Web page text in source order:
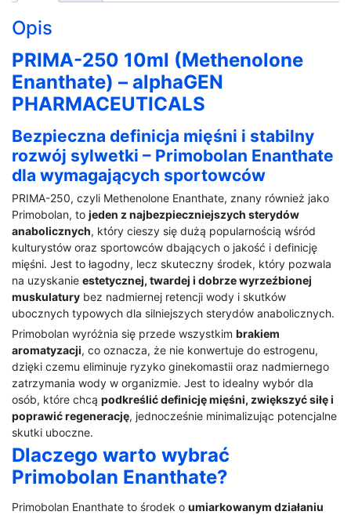
Opis
PRIMA-250 10ml (Methenolone
Enanthate) – alphaGEN
PHARMACEUTICALS
Bezpieczna definicja mięśni i stabilny
rozwój sylwetki – Primobolan Enanthate
dla wymagających sportowców
PRIMA-250, czyli Methenolone Enanthate, znany również jako
Primobolan, to jeden z najbezpieczniejszych sterydów
anabolicznych, który cieszy się dużą popularnością wśród
kulturystów oraz sportowców dbających o jakość i definicję
mięśni. Jest to łagodny, lecz skuteczny środek, który pozwala
na uzyskanie estetycznej, twardej i dobrze wyrzeźbionej
muskulatury bez nadmiernej retencji wody i skutków
ubocznych typowych dla silniejszych sterydów anabolicznych.
Primobolan wyróżnia się przede wszystkim brakiem
aromatyzacji, co oznacza, że nie konwertuje do estrogenu,
dzięki czemu eliminuje ryzyko ginekomastii oraz nadmiernego
zatrzymania wody w organizmie. Jest to idealny wybór dla
osób, które chcą podkreślić definicję mięśni, zwiększyć siłę i
poprawić regenerację, jednocześnie minimalizując potencjalne
skutki uboczne.
Dlaczego warto wybrać
Primobolan Enanthate?
Primobolan Enanthate to środek o umiarkowanym działaniu